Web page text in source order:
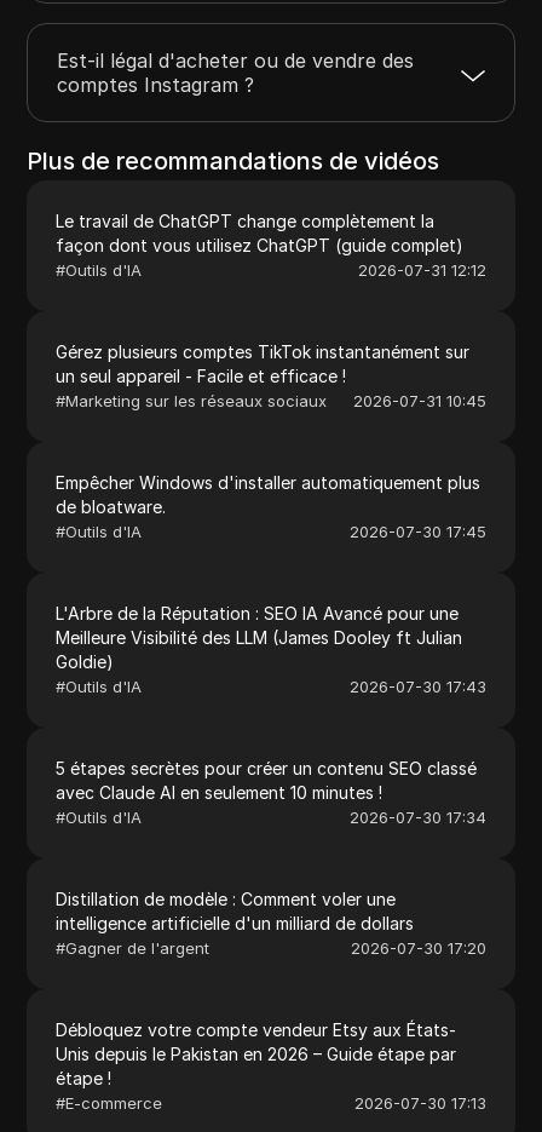
Est-il légal d'acheter ou de vendre des
comptes Instagram ?
Plus de recommandations de vidéos
Le travail de ChatGPT change complètement la
façon dont vous utilisez ChatGPT (guide complet)
#Outils d'IA 2026-07-31 12:12
Gérez plusieurs comptes TikTok instantanément sur
un seul appareil - Facile et efficace !
#Marketing sur les réseaux sociaux 2026-07-31 10:45
Empêcher Windows d'installer automatiquement plus
de bloatware.
#Outils d'IA 2026-07-30 17:45
L'Arbre de la Réputation : SEO IA Avancé pour une
Meilleure Visibilité des LLM (James Dooley ft Julian
Goldie)
#Outils d'IA 2026-07-30 17:43
5 étapes secrètes pour créer un contenu SEO classé
avec Claude AI en seulement 10 minutes !
#Outils d'IA 2026-07-30 17:34
Distillation de modèle : Comment voler une
intelligence artificielle d'un milliard de dollars
#Gagner de l'argent 2026-07-30 17:20
Débloquez votre compte vendeur Etsy aux États-
Unis depuis le Pakistan en 2026 – Guide étape par
étape !
#E-commerce 2026-07-30 17:13